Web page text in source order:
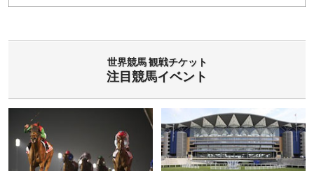
世界競馬 観戦チケット
注目競馬イベント